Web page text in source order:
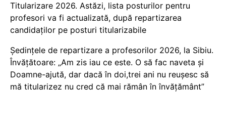
Titularizare 2026. Astăzi, lista posturilor pentru
profesori va fi actualizată, după repartizarea
candidaților pe posturi titularizabile
Ședințele de repartizare a profesorilor 2026, la Sibiu.
Învățătoare: „Am zis iau ce este. O să fac naveta și
Doamne-ajută, dar dacă în doi,trei ani nu reușesc să
mă titularizez nu cred că mai rămân în învățământ”